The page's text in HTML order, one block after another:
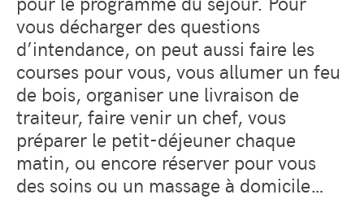
vous décharger des questions
d’intendance, on peut aussi faire les
courses pour vous, vous allumer un feu
de bois, organiser une livraison de
traiteur, faire venir un chef, vous
préparer le petit-déjeuner chaque
matin, ou encore réserver pour vous
des soins ou un massage à domicile…